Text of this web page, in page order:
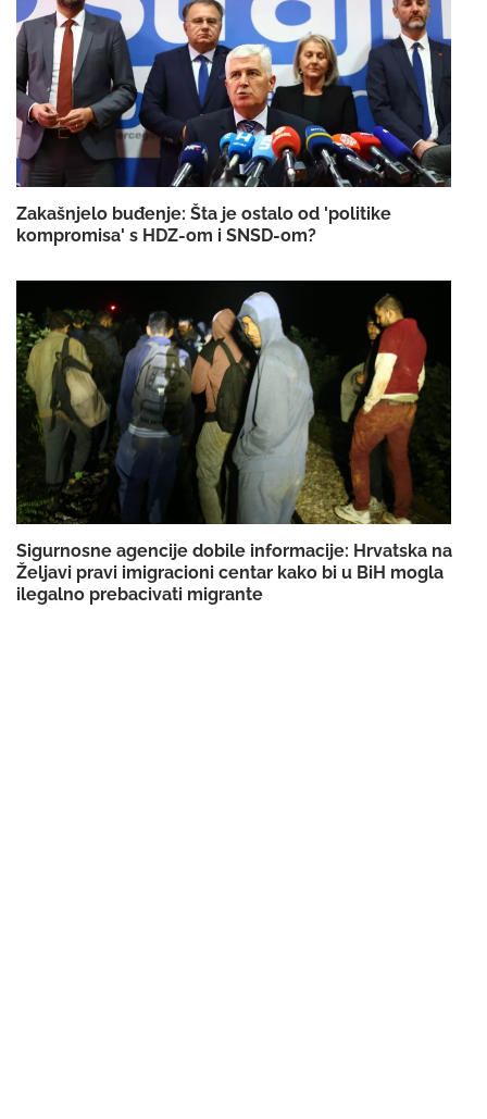
Zakašnjelo buđenje: Šta je ostalo od 'politike
kompromisa' s HDZ-om i SNSD-om?
Sigurnosne agencije dobile informacije: Hrvatska na
Željavi pravi imigracioni centar kako bi u BiH mogla
ilegalno prebacivati migrante